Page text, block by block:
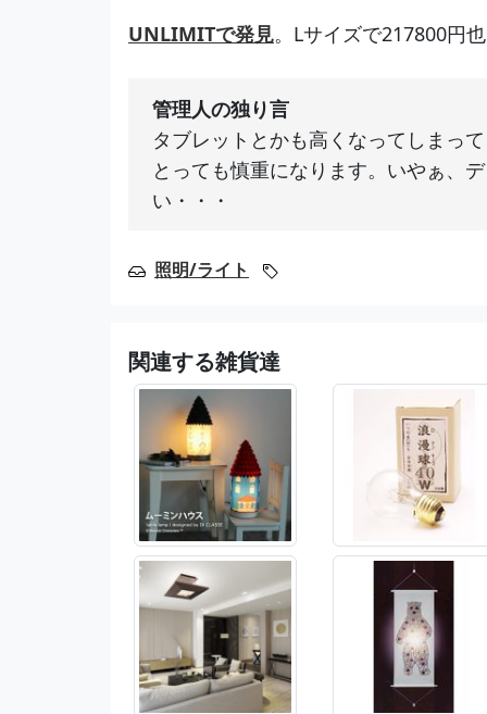
UNLIMITで発見。Lサイズで217800円也
管理人の独り言
タブレットとかも高くなってしまっ
とっても慎重になります。いやぁ、
い・・・
照明/ライト
関連する雑貨達